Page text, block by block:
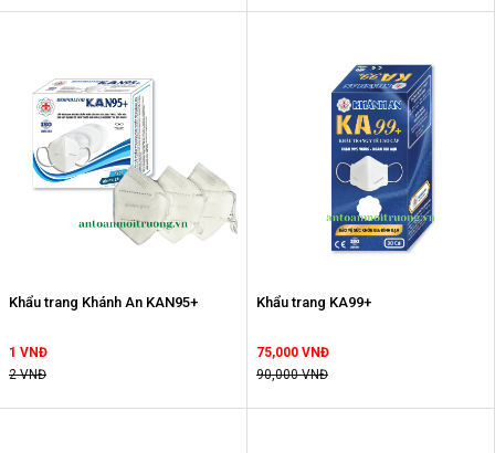
Khẩu trang Khánh An KAN95+
1 VNĐ
2 VNĐ
Khẩu trang KA99+
75,000 VNĐ
90,000 VNĐ